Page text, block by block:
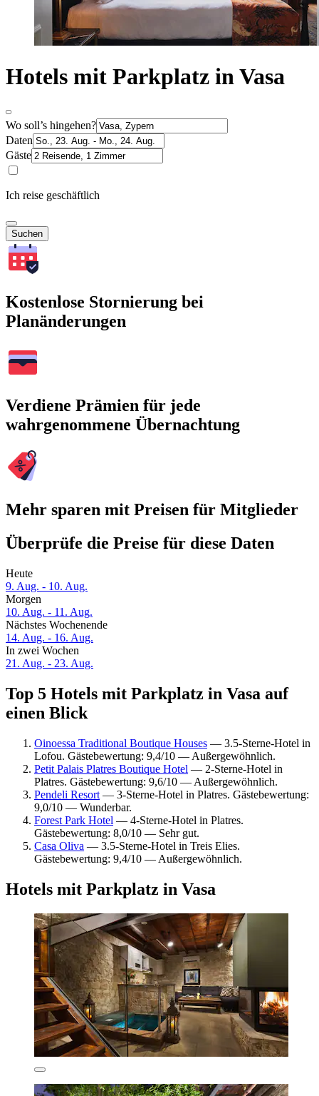
Hotels mit Parkplatz in Vasa
Wo soll’s hingehen?
Daten
Gäste
Ich reise geschäftlich
Suchen
Kostenlose Stornierung bei
Planänderungen
Verdiene Prämien für jede
wahrgenommene Übernachtung
Mehr sparen mit Preisen für Mitglieder
Überprüfe die Preise für diese Daten
Heute
9. Aug. - 10. Aug.
Morgen
10. Aug. - 11. Aug.
Nächstes Wochenende
14. Aug. - 16. Aug.
In zwei Wochen
21. Aug. - 23. Aug.
Top 5 Hotels mit Parkplatz in Vasa auf
einen Blick
Oinoessa Traditional Boutique Houses — 3.5-Sterne-Hotel in
Lofou. Gästebewertung: 9,4/10 — Außergewöhnlich.
Petit Palais Platres Boutique Hotel — 2-Sterne-Hotel in
Platres. Gästebewertung: 9,6/10 — Außergewöhnlich.
Pendeli Resort — 3-Sterne-Hotel in Platres. Gästebewertung:
9,0/10 — Wunderbar.
Forest Park Hotel — 4-Sterne-Hotel in Platres.
Gästebewertung: 8,0/10 — Sehr gut.
Casa Oliva — 3.5-Sterne-Hotel in Treis Elies.
Gästebewertung: 9,4/10 — Außergewöhnlich.
Hotels mit Parkplatz in Vasa